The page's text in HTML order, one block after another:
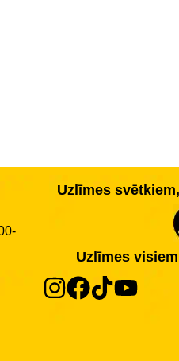
Uzlīmes
Uzlīmes